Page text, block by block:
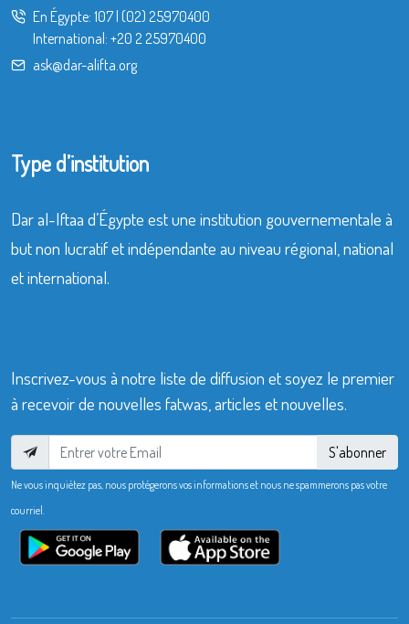
En Égypte: 107| (02) 25970400
International: +20 2 25970400
ask@dar-alifta.org
Type d’institution
Dar al-Iftaa d’Égypte est une institution gouvernementale à
but non lucratif et indépendante au niveau régional, national
et international.
Inscrivez-vous à notre liste de diffusion et soyez le premier
à recevoir de nouvelles fatwas, articles et nouvelles.
S'abonner
Ne vous inquiétez pas, nous protégerons vos informations et nous ne spammerons pas votre
courriel.